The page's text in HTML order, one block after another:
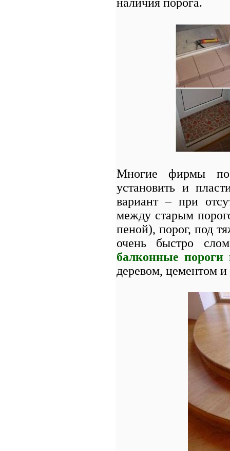
Многие фирмы по
установить и
вариант – при
между старым
пеной), порог, под
очень быстро
балконные
деревом, цементом и